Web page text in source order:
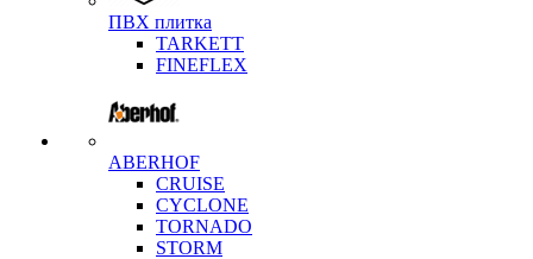
ПВХ плитка
TARKETT
FINEFLEX
ABERHOF
CRUISE
CYCLONE
TORNADO
STORM